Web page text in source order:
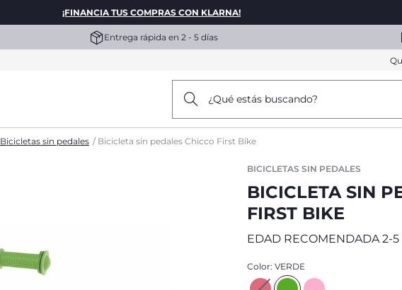
¡FINANCIA TUS COMPRAS CON KLARNA!
Entrega rápida en 2 - 5 días
¿Qué estás buscando?
Bicicletas sin pedales Bicicleta sin pedales Chicco First Bike
BICICLETAS SIN PEDALES
BICICLETA SIN
FIRST BIKE
EDAD RECOMENDADA 2-5
Color: VERDE